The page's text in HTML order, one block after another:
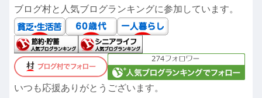
ブログ村と人気ブログランキングに参加しています。
いつも応援ありがとうございます。